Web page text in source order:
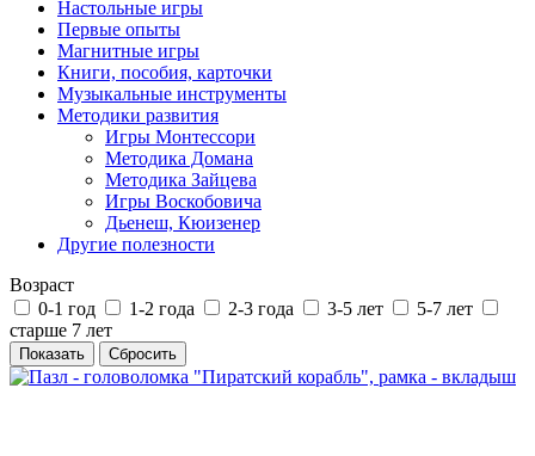
Настольные игры
Первые опыты
Магнитные игры
Книги, пособия, карточки
Музыкальные инструменты
Методики развития
Игры Монтессори
Методика Домана
Методика Зайцева
Игры Воскобовича
Дьенеш, Кюизенер
Другие полезности
Возраст
0-1 год
1-2 года 2-3 года 3-5 лет
5-7 лет
старше 7 лет